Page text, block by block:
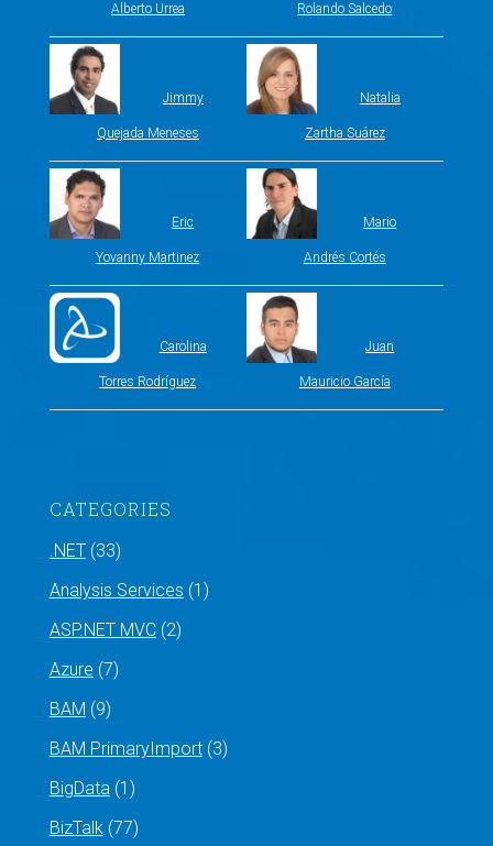
Alberto Urrea Rolando Salcedo
Jimmy
Quejada Meneses
Natalia
Zartha Suárez
Eric
Yovanny Martinez
Mario
Andrés Cortés
Carolina
Torres Rodríguez
Juan
Mauricio García
CATEGORIES
.NET(33)
Analysis Services (1)
ASP.NET MVC(2)
Azure (7)
BAM (9)
BAM PrimaryImport(3)
BigData(1)
BizTalk(77)